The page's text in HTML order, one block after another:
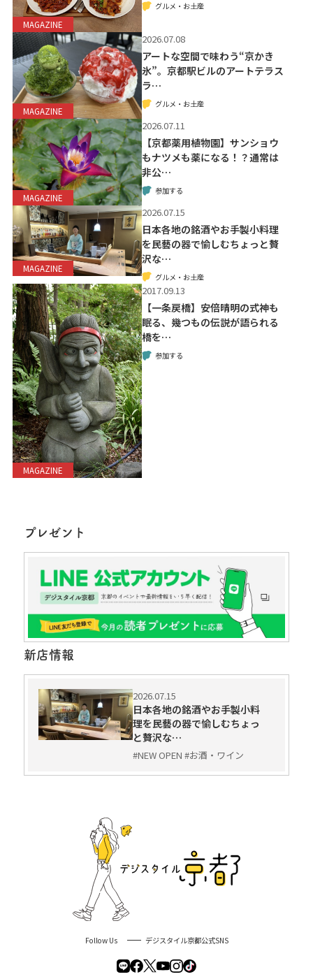
MAGAZINE
グルメ・お土産
MAGAZINE
2026.07.08
アートな空間で味わう“京かき
氷”。京都駅ビルのアートテラス
ラ…
グルメ・お土産
MAGAZINE
2026.07.11
【京都薬用植物園】サンショウ
もナツメも薬になる！？通常は
非公…
参加する
MAGAZINE
2026.07.15
日本各地の銘酒やお手製小料理
を民藝の器で愉しむちょっと贅
沢な…
グルメ・お土産
MAGAZINE
2017.09.13
【一条戻橋】安倍晴明の式神も
眠る、幾つもの伝説が語られる
橋を…
参加する
プレゼント
新店情報
2026.07.15
日本各地の銘酒やお手製小料
理を民藝の器で愉しむちょっ
と贅沢な…
#NEW OPEN #お酒・ワイン
Follow Us デジスタイル京都公式SNS